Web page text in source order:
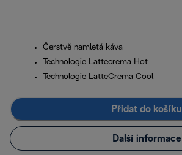
Čerstvě namletá káva
Technologie Lattecrema Hot
Technologie LatteCrema Cool
Přidat do košíku
Další informace